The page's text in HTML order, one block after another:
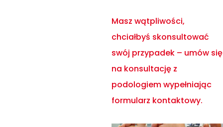
Masz wątpliwości,
chciałbyś skonsultować
swój przypadek – umów się
na konsultację z
podologiem wypełniając
formularz kontaktowy.